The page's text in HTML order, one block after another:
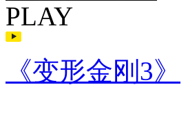
PLAY
《变形金刚3》